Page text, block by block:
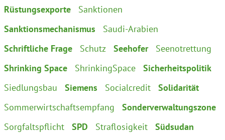
Rüstungsexporte
Sanktionen
Sanktionsmechanismus
Saudi-Arabien
Schriftliche Frage
Schutz Seehofer
Seenotrettung
Shrinking Space
ShrinkingSpace
Sicherheitspolitik
Siedlungsbau
Siemens Socialcredit
Solidarität
Sommerwirtschaftsempfang
Sonderverwaltungszone
Sorgfaltspflicht
SPD Straflosigkeit
Südsudan